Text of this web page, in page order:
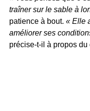
traîner sur le sable à
patience à bout. « Elle
améliorer ses
précise-t-il à propos du